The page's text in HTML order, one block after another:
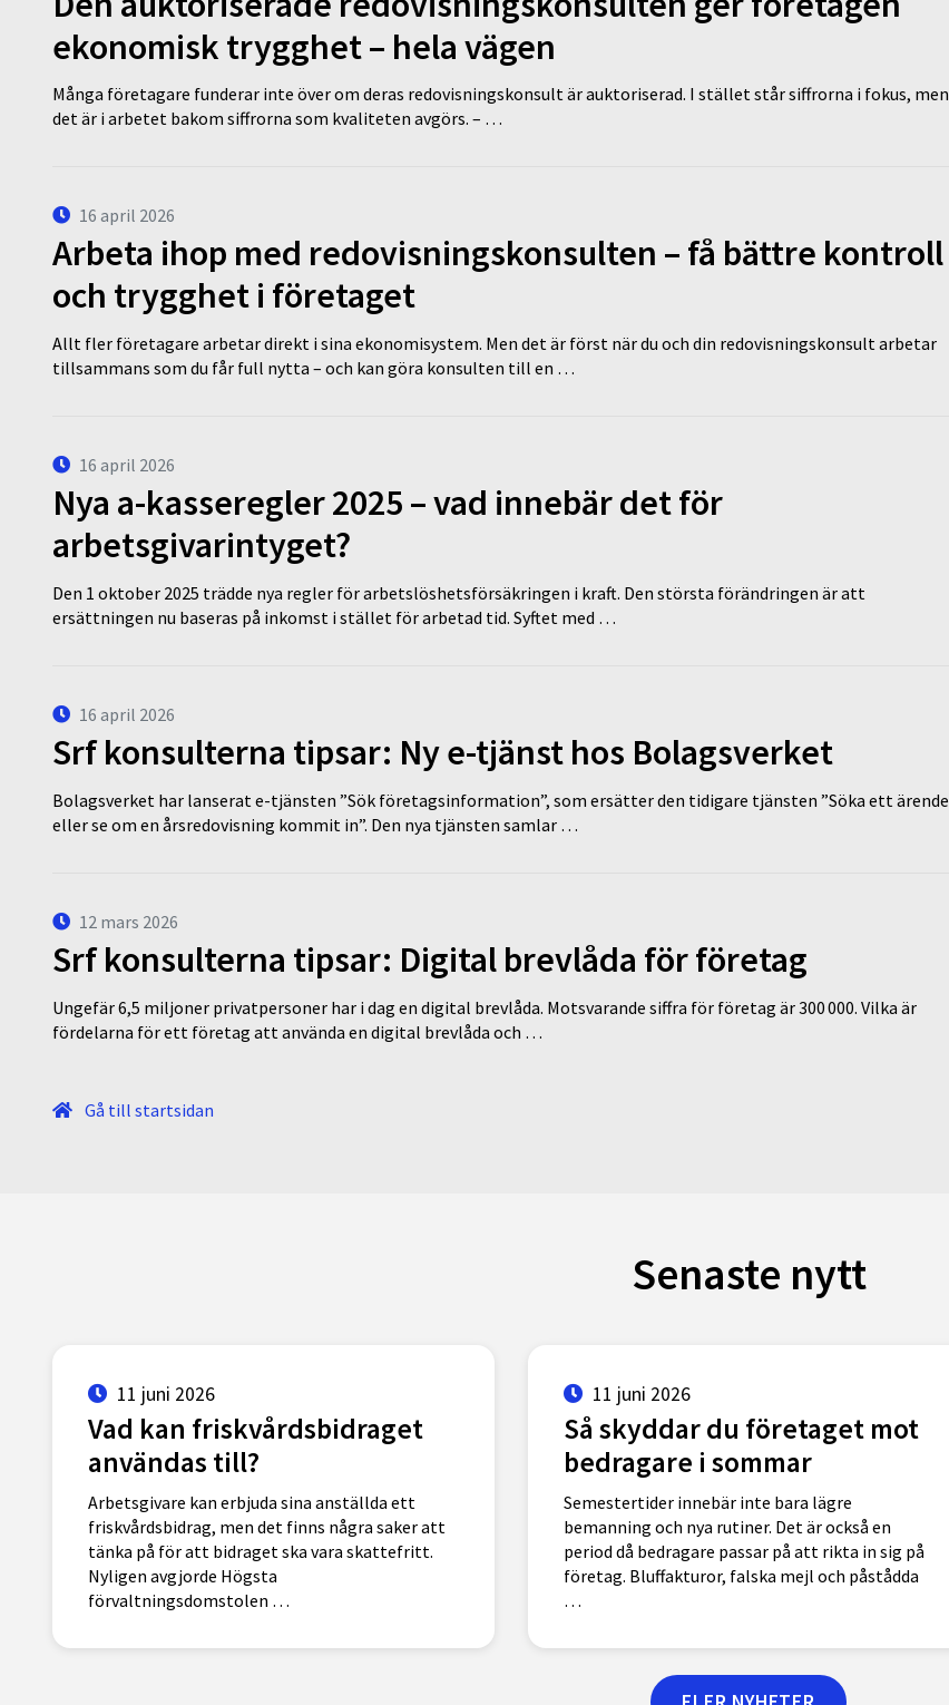
ekonomisk trygghet – hela vägen
Många företagare funderar inte över om deras redovisningskonsult är auktoriserad. I stället står siffrorna i fokus, men
det är i arbetet bakom siffrorna som kvaliteten avgörs. – …
16 april 2026
Arbeta ihop med redovisningskonsulten – få bättre kontroll
och trygghet i företaget
Allt fler företagare arbetar direkt i sina ekonomisystem. Men det är först när du och din redovisningskonsult arbetar
tillsammans som du får full nytta – och kan göra konsulten till en …
16 april 2026
Nya a-kasseregler 2025 – vad innebär det för
arbetsgivarintyget?
Den 1 oktober 2025 trädde nya regler för arbetslöshetsförsäkringen i kraft. Den största förändringen är att
ersättningen nu baseras på inkomst i stället för arbetad tid. Syftet med …
16 april 2026
Srf konsulterna tipsar: Ny e-tjänst hos Bolagsverket
Bolagsverket har lanserat e-tjänsten ”Sök företagsinformation”, som ersätter den tidigare tjänsten ”Söka ett ärende
eller se om en årsredovisning kommit in”. Den nya tjänsten samlar …
12 mars 2026
Srf konsulterna tipsar: Digital brevlåda för företag
Ungefär 6,5 miljoner privatpersoner har i dag en digital brevlåda. Motsvarande siffra för företag är 300 000. Vilka är
fördelarna för ett företag att använda en digital brevlåda och …
Gå till startsidan
Senaste nytt
11 juni 2026
Vad kan friskvårdsbidraget
användas till?
Arbetsgivare kan erbjuda sina anställda ett
friskvårdsbidrag, men det finns några saker att
tänka på för att bidraget ska vara skattefritt.
Nyligen avgjorde Högsta
förvaltningsdomstolen …
11 juni 2026
Så skyddar du företaget mot
bedragare i sommar
Semestertider innebär inte bara lägre
bemanning och nya rutiner. Det är också en
period då bedragare passar på att rikta in sig på
företag. Bluffakturor, falska mejl och påstådda
…